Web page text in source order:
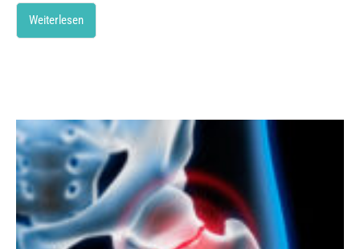
Weiterlesen